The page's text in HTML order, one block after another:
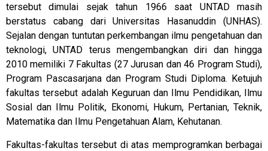
tersebut dimulai sejak tahun 1966 saat UNTAD masih
berstatus cabang dari Universitas Hasanuddin (UNHAS).
Sejalan dengan tuntutan perkembangan ilmu pengetahuan dan
teknologi, UNTAD terus mengembangkan diri dan hingga
2010 memiliki 7 Fakultas (27 Jurusan dan 46 Program Studi),
Program Pascasarjana dan Program Studi Diploma. Ketujuh
fakultas tersebut adalah Keguruan dan Ilmu Pendidikan, Ilmu
Sosial dan Ilmu Politik, Ekonomi, Hukum, Pertanian, Teknik,
Matematika dan Ilmu Pengetahuan Alam, Kehutanan.
Fakultas-fakultas tersebut di atas memprogramkan berbagai